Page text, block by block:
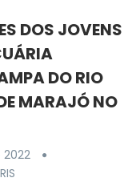
DOS JOVENS
DO RIO
MARAJÓ NO
2022
RIS